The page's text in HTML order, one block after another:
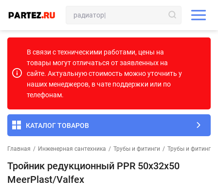
В связи с техническими работами, цены на
товары могут отличаться от заявленных на
сайте. Актуальную стоимость можно уточнить у
наших менеджеров, в чате поддержки или по
телефонам.
КАТАЛОГ ТОВАРОВ
Главная / Инженерная сантехника / Трубы и фитинги / Трубы и фитинги
Тройник редукционный PPR 50х32х50
MeerPlast/Valfex